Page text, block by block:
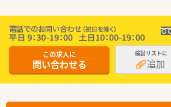
この求人に
問い合わせる
検討リストに
追加